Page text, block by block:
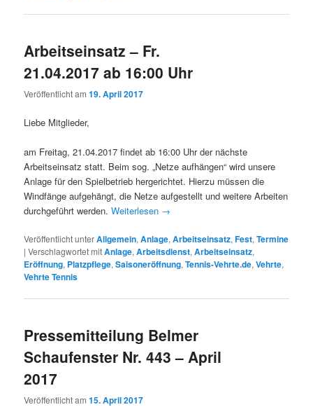
Arbeitseinsatz – Fr.
21.04.2017 ab 16:00 Uhr
Veröffentlicht am19. April 2017
Liebe Mitglieder,
am Freitag, 21.04.2017 findet ab 16:00 Uhr der nächste
Arbeitseinsatz statt. Beim sog. „Netze aufhängen“ wird unsere
Anlage für den Spielbetrieb hergerichtet. Hierzu müssen die
Windfänge aufgehängt, die Netze aufgestellt und weitere Arbeiten
durchgeführt werden.Weiterlesen →
Veröffentlicht unterAllgemein,Anlage,Arbeitseinsatz,Fest,Termine
|Verschlagwortet mitAnlage,Arbeitsdienst,Arbeitseinsatz,
Eröffnung, Platzpflege,Saisoneröffnung,Tennis-Vehrte.de,Vehrte,
Vehrte Tennis
Pressemitteilung Belmer
Schaufenster Nr. 443 – April
2017
Veröffentlicht am15. April 2017